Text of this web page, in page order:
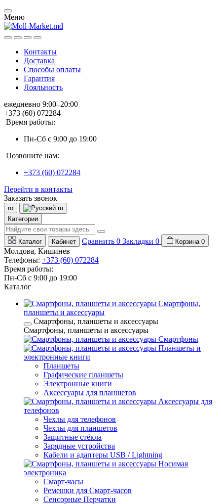
Меню
Контакты
Доставка
Способы оплаты
Гарантия
Лояльность
ежедневно 9:00–20:00
+373 (60) 072284
Время работы:
Пн-Сб с 9:00 до 19:00
Позвоните нам:
+373 (60) 072284
Перейти в контакты
Заказать звонок
ro
ru
Категории
Каталог Кабинет Сравнить 0 Закладки 0 Корзина 0
Молдова, Кишинев
Телефоны: +373 (60) 072284
Время работы:
Пн-Сб с 9:00 до 19:00
Каталог
Смартфоны,
планшеты и аксессуары
Смартфоны, планшеты и аксессуары
Смартфоны, планшеты и аксессуары
Смартфоны
Планшеты и
электронные книги
Планшеты
Графические планшеты
Электронные книги
Аксессуары для планшетов
Аксессуары для
телефонов
Чехлы для телефонов
Чехлы для планшетов
Защитные стёкла
Зарядные устройства
Кабели и адаптеры USB / Lightning
Носимая
электроника
Смарт-часы
Ремешки для Смарт-часов
Сенсорные Перчатки